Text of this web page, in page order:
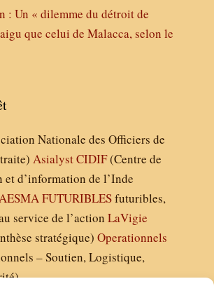
: Un « dilemme du détroit de
que celui de Malacca, selon le
Nationale des Officiers de
AsialystCIDIF(Centre de
et d’information de l’Inde
FUTURIBLESfuturibles,
service de l’action LaVigie
stratégique) Operationnels
– Soutien, Logistique,